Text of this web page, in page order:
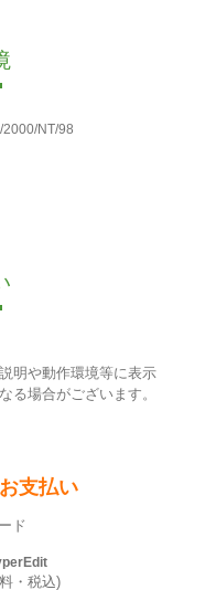
NT/98
明や動作環境等に表示
る場合がございます。
支払い
ド
・税込)